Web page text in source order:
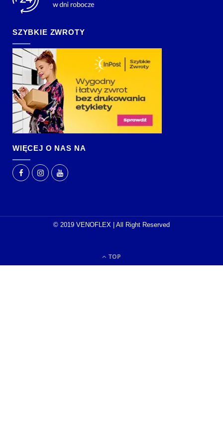
SZYBKIE ZWROTY
WIĘCEJ O NAS NA
© 2019 VENOFLEX | All Right Reserved
TOP